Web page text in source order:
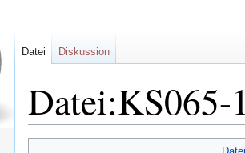
Datei:KS065-
Datei Diskussion